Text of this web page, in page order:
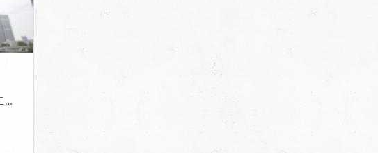
公共工事を主とした土木工事、法面工事の施工を行って頂きます。 ＜主な業務＞ ・金網の設置 ・鉄筋の組立て ・モルタル、コンクリートの吹き付け